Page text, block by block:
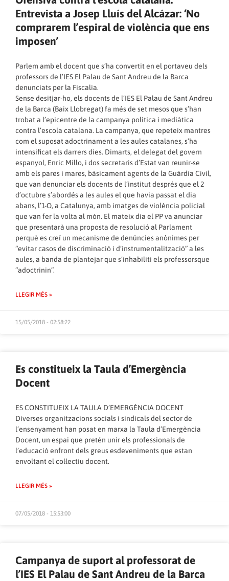
Entrevista a Josep Lluís del Alcázar: ‘No
comprarem l’espiral de violència que ens
imposen’
Parlem amb el docent que s’ha convertit en el portaveu dels
professors de l’IES El Palau de Sant Andreu de la Barca
denunciats per la Fiscalia.
Sense desitjar-ho, els docents de l’IES El Palau de Sant Andreu
de la Barca (Baix Llobregat) fa més de set mesos que s’han
trobat a l’epicentre de la campanya política i mediàtica
contra l’escola catalana. La campanya, que repeteix mantres
com el suposat adoctrinament a les aules catalanes, s’ha
intensificat els darrers dies. Dimarts, el delegat del govern
espanyol, Enric Millo, i dos secretaris d’Estat van reunir-se
amb els pares i mares, bàsicament agents de la Guàrdia Civil,
que van denunciar els docents de l’institut després que el 2
d’octubre s’abordés a les aules el que havia passat el dia
abans, l’1-O, a Catalunya, amb imatges de violència policial
que van fer la volta al món. El mateix dia el PP va anunciar
que presentarà una proposta de resolució al Parlament
perquè es creï un mecanisme de denúncies anònimes per
“evitar casos de discriminació i d’instrumentalització” a les
aules, a banda de plantejar que s’inhabiliti els professorsque
“adoctrinin”.
LLEGIR MÉS »
15/05/2018 - 02:58:22
Es constitueix la Taula d’Emergència
Docent
ES CONSTITUEIX LA TAULA D’EMERGÈNCIA DOCENT
Diverses organitzacions socials i sindicals del sector de
l’ensenyament han posat en marxa la Taula d’Emergència
Docent, un espai que pretén unir els professionals de
l’educació enfront dels greus esdeveniments que estan
envoltant el col·lectiu docent.
LLEGIR MÉS »
07/05/2018 - 15:53:00
Campanya de suport al professorat de
l’IES El Palau de Sant Andreu de la Barca